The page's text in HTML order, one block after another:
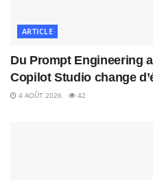
ARTICLE
Du Prompt Engineering
Copilot Studio change
4 AOÛT 2026 42